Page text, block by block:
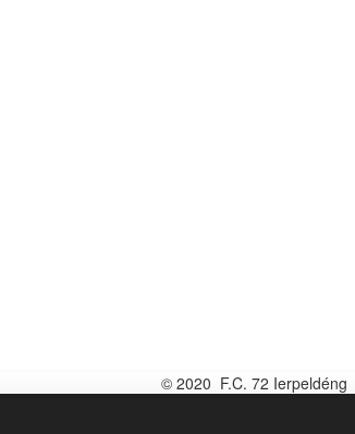
© 2020 F.C. 72 Ierpeldéng